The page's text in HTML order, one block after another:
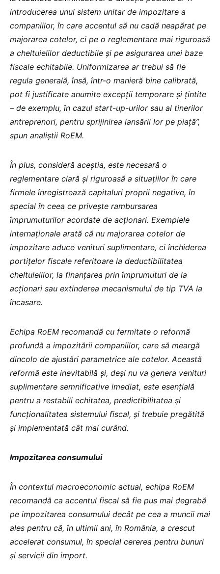
introducerea unui sistem unitar de impozitare a
companiilor, în care accentul să nu cadă neapărat pe
majorarea cotelor, ci pe o reglementare mai riguroasă
a cheltuielilor deductibile și pe asigurarea unei baze
fiscale echitabile. Uniformizarea ar trebui să fie
regula generală, însă, într-o manieră bine calibrată,
pot fi justificate anumite excepții temporare și țintite
– de exemplu, în cazul start-up-urilor sau al tinerilor
antreprenori, pentru sprijinirea lansării lor pe piață”,
spun analiștii RoEM.
În plus, consideră aceștia, este necesară o
reglementare clară și riguroasă a situațiilor în care
firmele înregistrează capitaluri proprii negative, în
special în ceea ce privește rambursarea
împrumuturilor acordate de acționari. Exemplele
internaționale arată că nu majorarea cotelor de
impozitare aduce venituri suplimentare, ci închiderea
portițelor fiscale referitoare la deductibilitatea
cheltuielilor, la finanțarea prin împrumuturi de la
acționari sau extinderea mecanismului de tip TVA la
încasare.
Echipa RoEM recomandă cu fermitate o reformă
profundă a impozitării companiilor, care să meargă
dincolo de ajustări parametrice ale cotelor. Această
reformă este inevitabilă și, deși nu va genera venituri
suplimentare semnificative imediat, este esențială
pentru a restabili echitatea, predictibilitatea și
funcționalitatea sistemului fiscal, și trebuie pregătită
și implementată cât mai curând.
Impozitarea consumului
În contextul macroeconomic actual, echipa RoEM
recomandă ca accentul fiscal să fie pus mai degrabă
pe impozitarea consumului decât pe cea a muncii mai
ales pentru că, în ultimii ani, în România, a crescut
accelerat consumul, în special cererea pentru bunuri
și servicii din import.